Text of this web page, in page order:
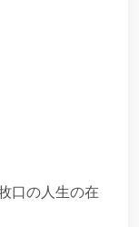
口の人生の在